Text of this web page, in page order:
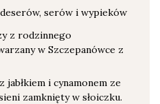
serów i wypieków
z rodzinnego
w Szczepanówce z
jabłkiem i cynamonem ze
zamknięty w słoiczku.